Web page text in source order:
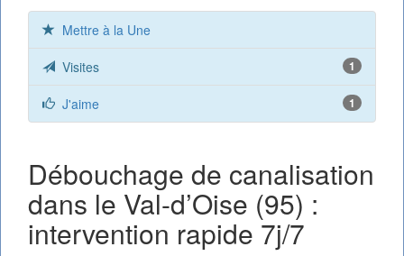
Mettre à la Une
1
Visites
1
J'aime
Débouchage de canalisation
dans le Val-d’Oise (95) :
intervention rapide 7j/7